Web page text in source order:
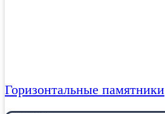
Горизонтальные памятники